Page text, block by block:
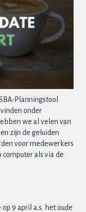
Planningstool
onder
we al velen van
zijn de geluiden
voor medewerkers
computer als via de
9 april a.s. het oude